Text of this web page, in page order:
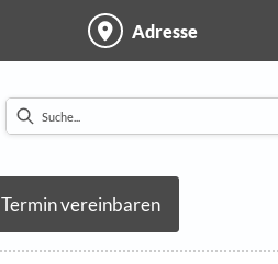
Adresse
Termin vereinbaren